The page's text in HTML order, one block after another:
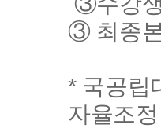
③ 최종
* 국공립
자율조